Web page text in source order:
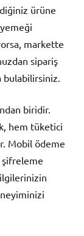
ürüne
markette
sipariş
bulabilirsiniz.
biridir.
hem tüketici
Mobil ödeme